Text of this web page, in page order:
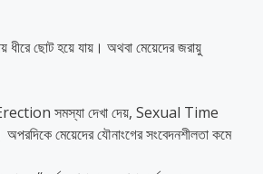
ধীরে ছোট হয়ে যায়। অথবা মেয়েদের জরায়ু
Erection সমস্যা দেখা দেয়, Sexual Time
মেয়েদের যৌনাংগের সংবেদনশীলতা কমে